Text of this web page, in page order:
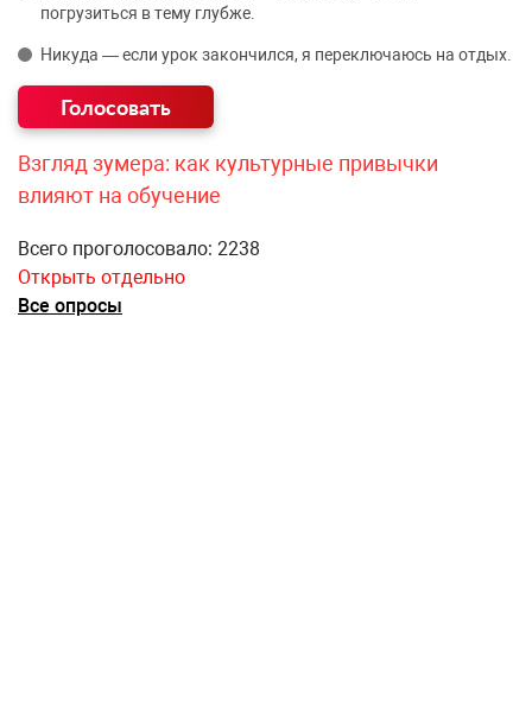
погрузиться в тему глубже.
Никуда — если урок закончился, я переключаюсь на отдых.
Взгляд зумера: как культурные привычки
влияют на обучение
Всего проголосовало: 2238
Открыть отдельно
Все опросы